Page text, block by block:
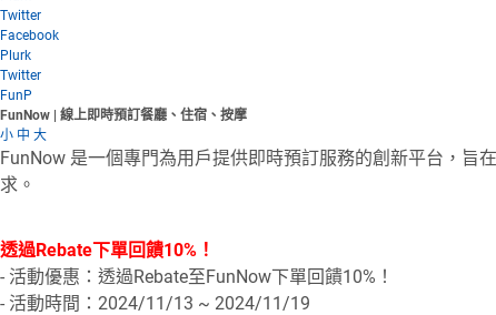
Twitter
Facebook
Plurk
Twitter
FunP
FunNow | 線上即時預訂餐廳、住宿、按摩
小 中 大
FunNow 是一個專門為用戶提供即時預訂服務的創新平台，旨
求。
透過Rebate下單回饋10%！
- 活動優惠：透過Rebate至FunNow下單回饋10%！
- 活動時間：2024/11/13 ~ 2024/11/19